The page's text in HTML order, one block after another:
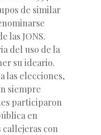
de similar
las JONS.
del uso de la
su ideario.
las elecciones,
siempre
participaron
en
con